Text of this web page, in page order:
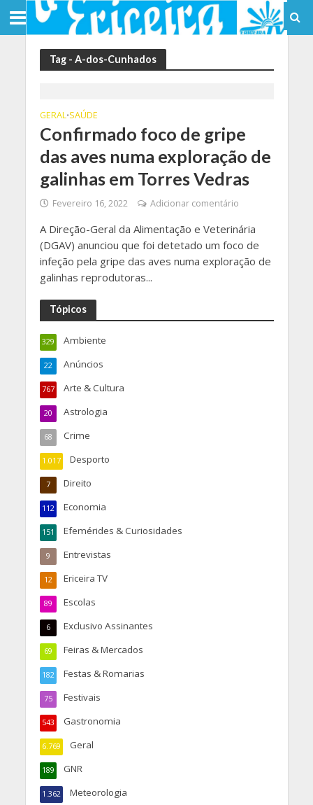
Tag - A-dos-Cunhados
GERAL•SAÚDE
Confirmado foco de gripe
das aves numa exploração de
galinhas em Torres Vedras
Fevereiro 16, 2022 Adicionar comentário
A Direção-Geral da Alimentação e Veterinária
(DGAV) anunciou que foi detetado um foco de
infeção pela gripe das aves numa exploração de
galinhas reprodutoras...
Tópicos
Ambiente
329
Anúncios
22
Arte & Cultura
767
Astrologia
20
Crime
68
Desporto
1.017
Direito
7
Economia
112
Efemérides & Curiosidades
151
Entrevistas
9
Ericeira TV
12
Escolas
89
Exclusivo Assinantes
6
Feiras & Mercados
69
Festas & Romarias
182
Festivais
75
Gastronomia
543
Geral
6.769
GNR
189
Meteorologia
1.362